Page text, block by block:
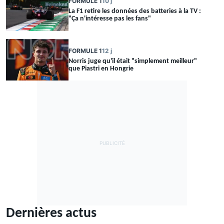
La F1 retire les données des batteries à la TV :
"Ça n'intéresse pas les fans"
FORMULE 112 j
Norris juge qu'il était "simplement meilleur"
que Piastri en Hongrie
Dernières actus